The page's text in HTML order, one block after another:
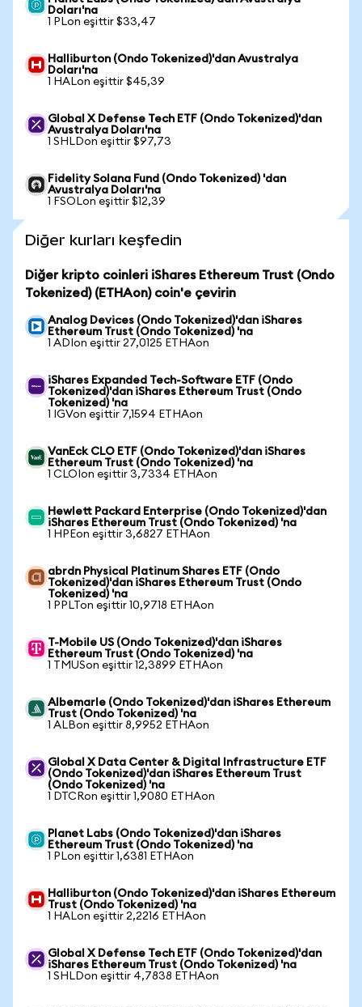
Doları'na
1 PLon eşittir $33,47
Halliburton (Ondo Tokenized)'dan Avustralya
Doları'na
1 HALon eşittir $45,39
Global X Defense Tech ETF (Ondo Tokenized)'dan
Avustralya Doları'na
1 SHLDon eşittir $97,73
Fidelity Solana Fund (Ondo Tokenized) 'dan
Avustralya Doları'na
1 FSOLon eşittir $12,39
Diğer kurları keşfedin
Diğer kripto coinleri iShares Ethereum Trust (Ondo
Tokenized) (ETHAon) coin'e çevirin
Analog Devices (Ondo Tokenized)'dan iShares
Ethereum Trust (Ondo Tokenized) 'na
1 ADIon eşittir 27,0125 ETHAon
iShares Expanded Tech-Software ETF (Ondo
Tokenized)'dan iShares Ethereum Trust (Ondo
Tokenized) 'na
1 IGVon eşittir 7,1594 ETHAon
VanEck CLO ETF (Ondo Tokenized)'dan iShares
Ethereum Trust (Ondo Tokenized) 'na
1 CLOIon eşittir 3,7334 ETHAon
Hewlett Packard Enterprise (Ondo Tokenized)'dan
iShares Ethereum Trust (Ondo Tokenized) 'na
1 HPEon eşittir 3,6827 ETHAon
abrdn Physical Platinum Shares ETF (Ondo
Tokenized)'dan iShares Ethereum Trust (Ondo
Tokenized) 'na
1 PPLTon eşittir 10,9718 ETHAon
T-Mobile US (Ondo Tokenized)'dan iShares
Ethereum Trust (Ondo Tokenized) 'na
1 TMUSon eşittir 12,3899 ETHAon
Albemarle (Ondo Tokenized)'dan iShares Ethereum
Trust (Ondo Tokenized) 'na
1 ALBon eşittir 8,9952 ETHAon
Global X Data Center & Digital Infrastructure ETF
(Ondo Tokenized)'dan iShares Ethereum Trust
(Ondo Tokenized) 'na
1 DTCRon eşittir 1,9080 ETHAon
Planet Labs (Ondo Tokenized)'dan iShares
Ethereum Trust (Ondo Tokenized) 'na
1 PLon eşittir 1,6381 ETHAon
Halliburton (Ondo Tokenized)'dan iShares Ethereum
Trust (Ondo Tokenized) 'na
1 HALon eşittir 2,2216 ETHAon
Global X Defense Tech ETF (Ondo Tokenized)'dan
iShares Ethereum Trust (Ondo Tokenized) 'na
1 SHLDon eşittir 4,7838 ETHAon